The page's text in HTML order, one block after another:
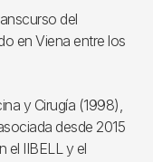
del
en Viena entre los
y Cirugía (1998),
desde 2015
el IIBELL y el